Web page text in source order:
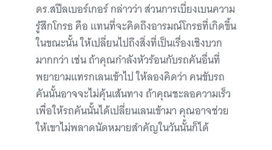
ดร.สปีลเบอร์เกอร์ กล่าวว่า ส่วนการเบี่ยงเบนความ
รู้สึกโกรธ คือ แทนที่จะคิดถึงอารมณ์โกรธที่เกิดขึ้น
ในขณะนั้น ให้เปลี่ยนไปถึงสิ่งที่เป็นเรื่องเชิงบวก
มากกว่า เช่น ถ้าคุณกำลังหัวร้อนกับรถคันอื่นที่
พยายามแทรกเลนเข้าไป ให้ลองคิดว่า คนขับรถ
คันนั้นอาจจะไม่คุ้นเส้นทาง ถ้าคุณชะลอความเร็ว
เพื่อให้รถคันนั้นได้เปลี่ยนเลนเข้ามา คุณอาจช่วย
ให้เขาไม่พลาดนัดหมายสำคัญในวันนั้นก็ได้